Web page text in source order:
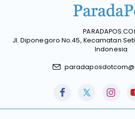
Jl. Diponegoro No.45, Kecamatan
Indonesia